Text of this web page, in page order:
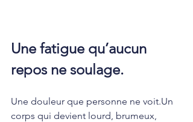
Une fatigue qu’aucun
repos ne soulage.
Une douleur que personne ne voit.Un
corps qui devient lourd, brumeux,